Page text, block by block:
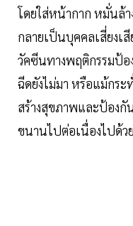
โดยใส่หน้ากาก หมั่นล้า
กลายเป็นบุคคลเสี่ยงเสี
วัคซีนทางพฤติกรรมป้
ฉีดยังไม่มา หรือแม้กร
สร้างสุขภาพและป้องกั
ขนานไปต่อเนื่องไปด้ว